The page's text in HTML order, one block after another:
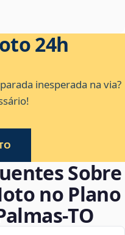
24h
inesperada na via?
Sobre
no Plano